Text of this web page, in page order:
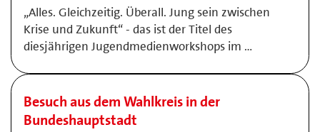
„Alles. Gleichzeitig. Überall. Jung sein zwischen
Krise und Zukunft“ - das ist der Titel des
diesjährigen Jugendmedienworkshops im …
Besuch aus dem Wahlkreis in der
Bundeshauptstadt